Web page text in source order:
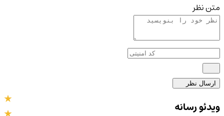
متن نظر
ارسال نظر
ویدئو رسانه